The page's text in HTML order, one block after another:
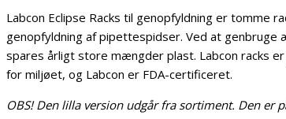
Labcon Eclipse Racks til genopfyldning er tomme
genopfyldning af pipettespidser. Ved at
spares årligt store mængder plast. Labcon racks
for miljøet, og Labcon er FDA-certificeret.
OBS! Den lilla version udgår fra sortiment. Den er